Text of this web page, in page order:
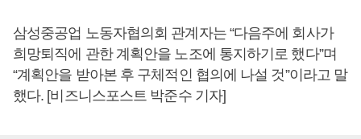
삼성중공업 노동자협의회 관계자는 “다음주에 회사가
희망퇴직에 관한 계획안을 노조에 통지하기로 했다”며
“계획안을 받아본 후 구체적인 협의에 나설 것”이라고 말
했다. [비즈니스포스트 박준수 기자]